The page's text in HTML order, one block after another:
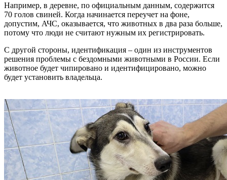
Например, в деревне, по официальным данным, содержится
70 голов свиней. Когда начинается переучет на фоне,
допустим, АЧС, оказывается, что животных в два раза больше,
потому что люди не считают нужным их регистрировать.
С другой стороны, идентификация – один из инструментов
решения проблемы с бездомными животными в России. Если
животное будет чипировано и идентифицировано, можно
будет установить владельца.